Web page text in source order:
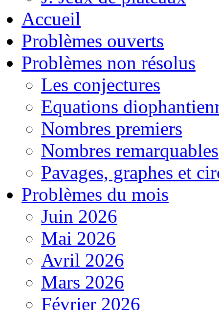
Accueil
Problèmes ouverts
Problèmes non résolus
Les conjectures
Equations
Nombres premiers
Nombres remarquables
Pavages, graphes et
Problèmes du mois
Juin 2026
Mai 2026
Avril 2026
Mars 2026
Février 2026